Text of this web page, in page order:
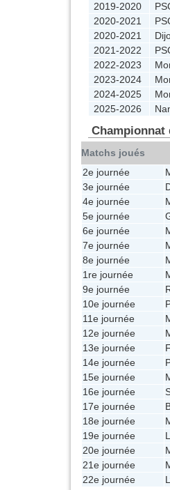
2019-2020
2020-2021
2020-2021
2021-2022
2022-2023
2023-2024
2024-2025
2025-2026
Championnat
Matchs joués
2e journée
3e journée
4e journée
5e journée
6e journée
7e journée
8e journée
1re journée
9e journée
10e journée
11e journée
12e journée
13e journée
14e journée
15e journée
16e journée
17e journée
18e journée
19e journée
20e journée
21e journée
22e journée